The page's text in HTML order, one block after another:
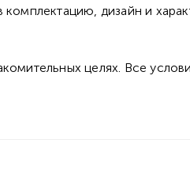
дизайн и
целях. Все